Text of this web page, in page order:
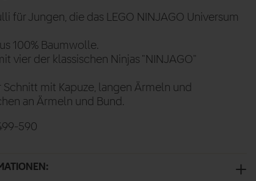
für Jungen, die das LEGO NINJAGO Universum
100% Baumwolle.
vier der klassischen Ninjas "NINJAGO"
Schnitt mit Kapuze, langen Ärmeln und
an Ärmeln und Bund.
590